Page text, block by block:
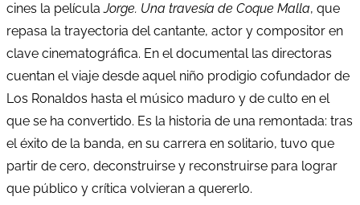
cines la películaJorge. Una travesía de Coque Malla, que
repasa la trayectoria del cantante, actor y compositor en
clave cinematográfica. En el documental las directoras
cuentan el viaje desde aquel niño prodigio cofundador de
Los Ronaldos hasta el músico maduro y de culto en el
que se ha convertido. Es la historia de una remontada: tras
el éxito de la banda, en su carrera en solitario, tuvo que
partir de cero, deconstruirse y reconstruirse para lograr
que público y crítica volvieran a quererlo.